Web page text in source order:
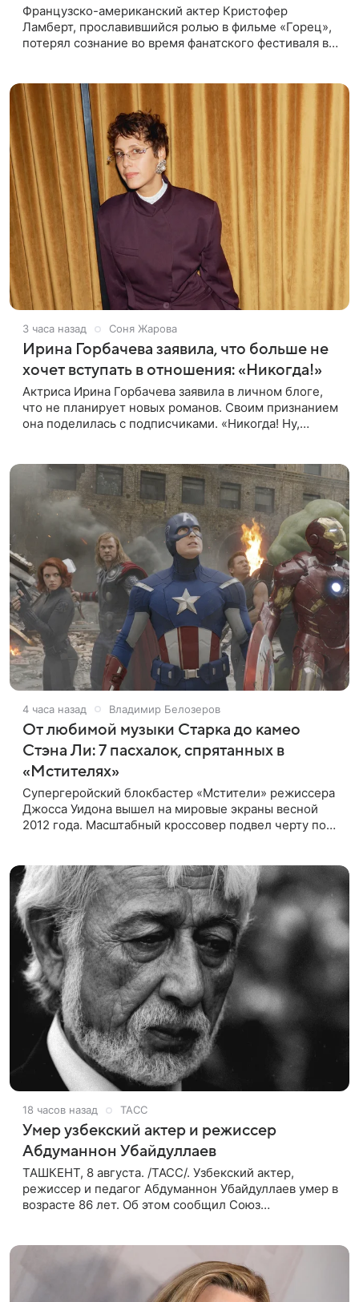
Французско-американский актер Кристофер
Ламберт, прославившийся ролью в фильме «Горец»,
потерял сознание во время фанатского фестиваля в
3 часа назад Соня Жарова
Ирина Горбачева заявила, что больше не
хочет вступать в отношения: «Никогда!»
Актриса Ирина Горбачева заявила в личном блоге,
что не планирует новых романов. Своим признанием
она поделилась с подписчиками. «Никогда! Ну,
4 часа назад Владимир Белозеров
От любимой музыки Старка до камео
Стэна Ли: 7 пасхалок, спрятанных в
«Мстителях»
Супергеройский блокбастер «Мстители» режиссера
Джосса Уидона вышел на мировые экраны весной
2012 года. Масштабный кроссовер подвел черту под
18 часов назад ТАСС
Умер узбекский актер и режиссер
Абдуманнон Убайдуллаев
ТАШКЕНТ, 8 августа. /ТАСС/. Узбекский актер,
режиссер и педагог Абдуманнон Убайдуллаев умер в
возрасте 86 лет. Об этом сообщил Союз